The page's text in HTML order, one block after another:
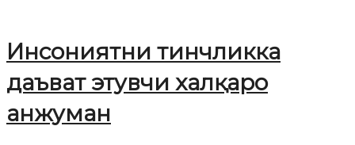
Инсониятни тинчликка
даъват этувчи халқаро
анжуман